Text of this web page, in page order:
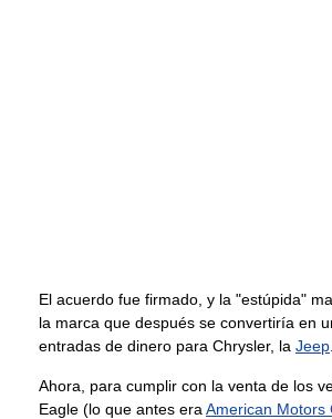
El acuerdo fue firmado, y la "estúpida"
la marca que después se convertiría en
entradas de dinero para Chrysler, la Jeep
Ahora, para cumplir con la venta de los
Eagle (lo que antes era American Motors